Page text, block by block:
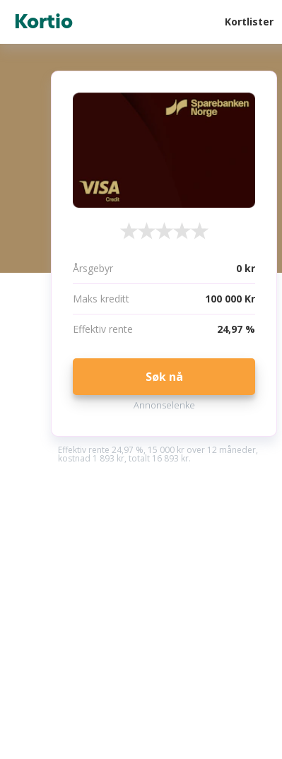
Kortio Kortlister
Årsgebyr 0 kr
Maks kreditt 100 000 Kr
Effektiv rente 24,97 %
Søk nå
Annonselenke
Effektiv rente 24,97 %, 15 000 kr over 12 måneder,
kostnad 1 893 kr, totalt 16 893 kr.